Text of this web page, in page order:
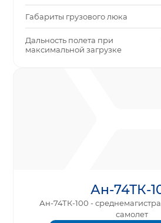
Габариты грузового люка
Дальность полета при
максимальной загрузке
Ан-74ТК-
Ан-74ТК-100 -
самолет